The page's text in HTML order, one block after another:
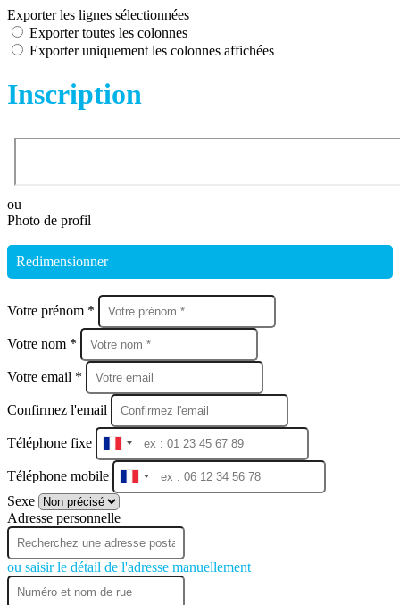
Exporter les lignes sélectionnées
Exporter toutes les colonnes
Exporter uniquement les colonnes affichées
Inscription
ou
Photo de profil
Redimensionner
Votre prénom *
Votre nom *
Votre email *
Confirmez l'email
Téléphone fixe
France
+33
Téléphone mobile
France
+33
Sexe
Adresse personnelle
ou saisir le détail de l'adresse manuellement